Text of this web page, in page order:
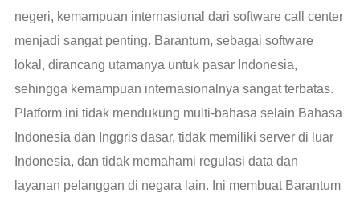
negeri, kemampuan internasional dari software call center
menjadi sangat penting. Barantum, sebagai software
lokal, dirancang utamanya untuk pasar Indonesia,
sehingga kemampuan internasionalnya sangat terbatas.
Platform ini tidak mendukung multi-bahasa selain Bahasa
Indonesia dan Inggris dasar, tidak memiliki server di luar
Indonesia, dan tidak memahami regulasi data dan
layanan pelanggan di negara lain. Ini membuat Barantum